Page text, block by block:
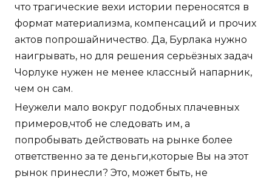
что трагические вехи истории переносятся в
формат материализма, компенсаций и прочих
актов попрошайничество. Да, Бурлака нужно
наигрывать, но для решения серьёзных задач
Чорлуке нужен не менее классный напарник,
чем он сам.
Неужели мало вокруг подобных плачевных
примеров,чтоб не следовать им, а
попробывать действовать на рынке более
ответственно за те деньги,которые Вы на этот
рынок принесли? Это, может быть, не